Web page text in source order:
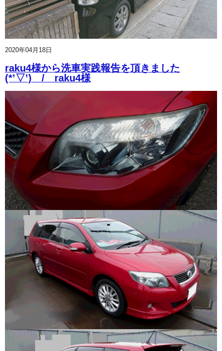
2020年04月18日
raku4様から洗車実践報告を頂きました
(*’▽’) / raku4様